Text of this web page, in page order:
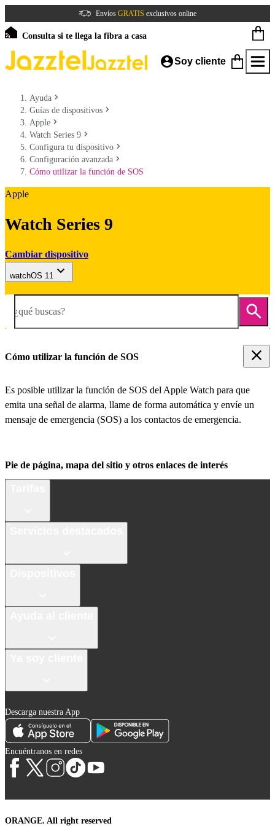
Envíos GRATIS exclusivos online
Consulta si te llega la fibra a casa
Soy cliente
Ayuda
Guías de dispositivos
Apple
Watch Series 9
Configura tu dispositivo
Configuración avanzada
Cómo utilizar la función de SOS
Apple
Watch Series 9
Cambiar dispositivo
watchOS 11
¿qué buscas?
Cómo utilizar la función de SOS
Es posible utilizar la función de SOS del Apple Watch para que
emita una señal de alarma, llame de forma automática y envíe un
mensaje de emergencia (SOS) a los contactos de emergencia.
Pie de página, mapa del sitio y otros enlaces de interés
Descarga nuestra App
Encuéntranos en redes
ORANGE. All right reserved